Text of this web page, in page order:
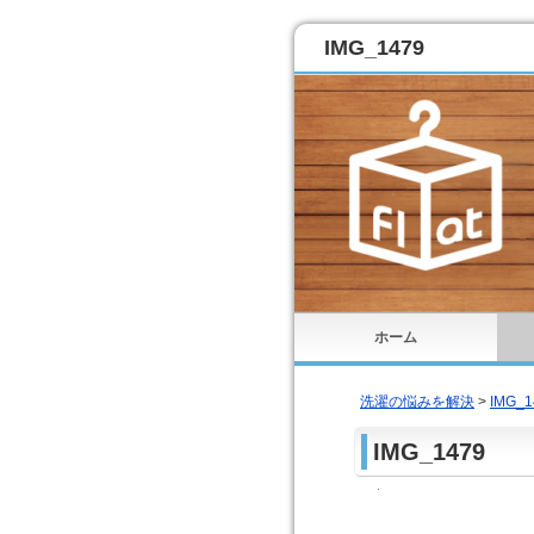
IMG_1479
ホーム
洗濯の悩みを解決 >
IMG_1479